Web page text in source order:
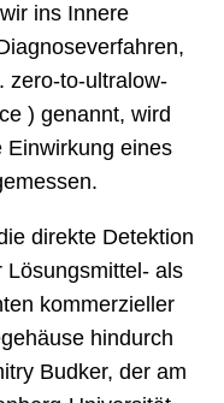
ins Innere
zero-to-ultralow-
) genannt, wird
Einwirkung eines
direkte Detektion
Lösungsmittel- als
kommerzieller
hindurch
Budker, der am